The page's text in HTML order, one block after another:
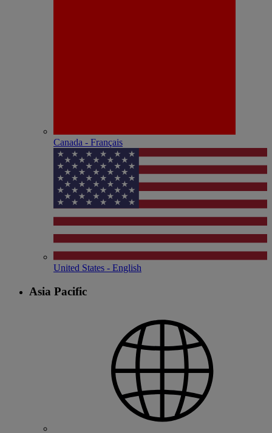
Canada - Français
United States - English
Asia Pacific